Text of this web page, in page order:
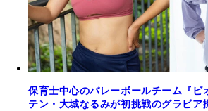
保育士中心のバレーボールチーム『ビ
テン・大城なるみが初挑戦のグラビア